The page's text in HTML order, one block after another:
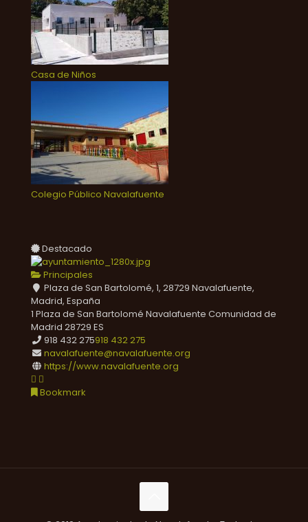
Casa de Niños
Colegio Público Navalafuente
Destacado
Principales
Plaza de San Bartolomé, 1, 28729 Navalafuente,
Madrid, España
1 Plaza de San Bartolomé Navalafuente Comunidad de
Madrid 28729 ES
918 432 275918 432 275
navalafuente@navalafuente.org
https://www.navalafuente.org
Bookmark